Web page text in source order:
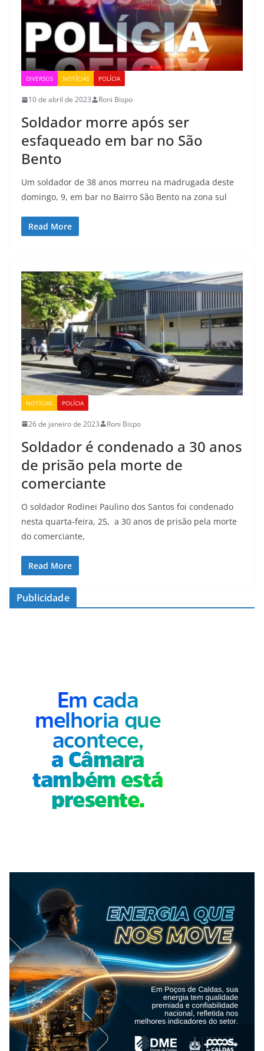
DIVERSOS NOTÍCIAS POLÍCIA
10 de abril de 2023 Roni Bispo
Soldador morre após ser
esfaqueado em bar no São
Bento
Um soldador de 38 anos morreu na madrugada deste
domingo, 9, em bar no Bairro São Bento na zona sul
Read More
NOTÍCIAS POLÍCIA
26 de janeiro de 2023 Roni Bispo
Soldador é condenado a 30 anos
de prisão pela morte de
comerciante
O soldador Rodinei Paulino dos Santos foi condenado
nesta quarta-feira, 25, a 30 anos de prisão pela morte
do comerciante,
Read More
Publicidade